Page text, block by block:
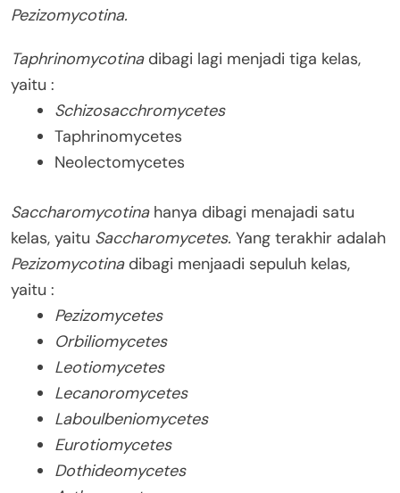
Pezizomycotina.
Taphrinomycotina dibagi lagi menjadi tiga kelas,
yaitu :
Schizosacchromycetes
Taphrinomycetes
Neolectomycetes
Saccharomycotina hanya dibagi menajadi satu
kelas, yaitu Saccharomycetes. Yang terakhir adalah
Pezizomycotina dibagi menjaadi sepuluh kelas,
yaitu :
Pezizomycetes
Orbiliomycetes
Leotiomycetes
Lecanoromycetes
Laboulbeniomycetes
Eurotiomycetes
Dothideomycetes